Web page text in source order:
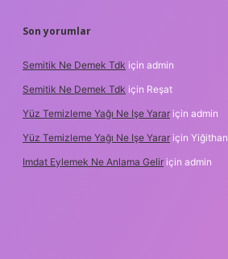
Son yorumlar
Semitik Ne Demek Tdk için admin
Semitik Ne Demek Tdk için Reşat
Yüz Temizleme Yağı Ne Işe Yarar için admin
Yüz Temizleme Yağı Ne Işe Yarar için Yiğithan
Imdat Eylemek Ne Anlama Gelir için admin